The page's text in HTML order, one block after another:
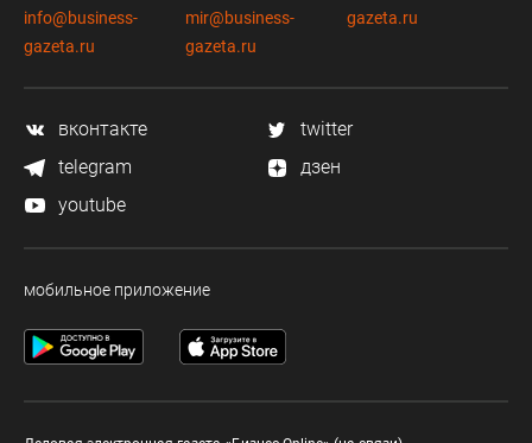
info@business-
gazeta.ru
mir@business-
gazeta.ru
gazeta.ru
вконтакте
twitter
telegram
дзен
youtube
мобильное приложение